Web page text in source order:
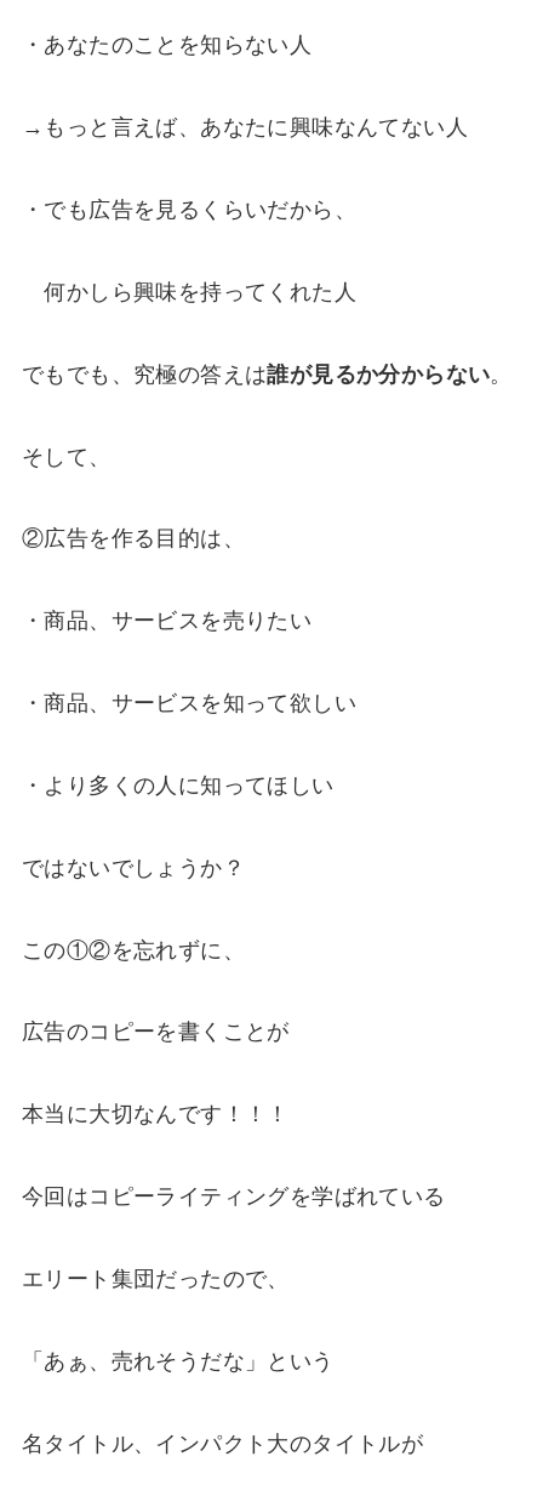
・あなたのことを知らない人
→もっと言えば、あなたに興味なんてない人
・でも広告を見るくらいだから、
何かしら興味を持ってくれた人
でもでも、究極の答えは誰が見るか分からない。
そして、
②広告を作る目的は、
・商品、サービスを売りたい
・商品、サービスを知って欲しい
・より多くの人に知ってほしい
ではないでしょうか？
この①②を忘れずに、
広告のコピーを書くことが
本当に大切なんです！！！
今回はコピーライティングを学ばれている
エリート集団だったので、
「あぁ、売れそうだな」という
名タイトル、インパクト大のタイトルが